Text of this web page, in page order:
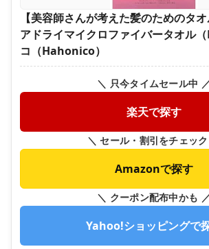
【美容師さんが考えた髪のためのタ
アドライマイクロファイバータオル
コ（Hahonico）
＼ 只今タイムセール中
楽天で探す
＼ セール・割引をチェッ
Amazonで探す
＼ クーポン配布中かも
Yahoo!ショッピングで